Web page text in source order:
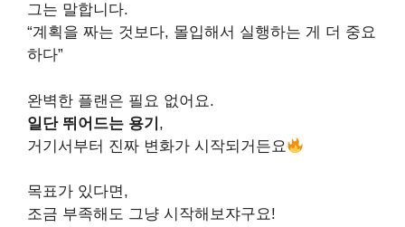
그는 말합니다.
“계획을 짜는 것보다, 몰입해서 실행하는 게 더 중요
하다”
완벽한 플랜은 필요 없어요.
일단 뛰어드는 용기 ,
거기서부터 진짜 변화가 시작되거든요
목표가 있다면,
조금 부족해도 그냥 시작해보쟈구요!